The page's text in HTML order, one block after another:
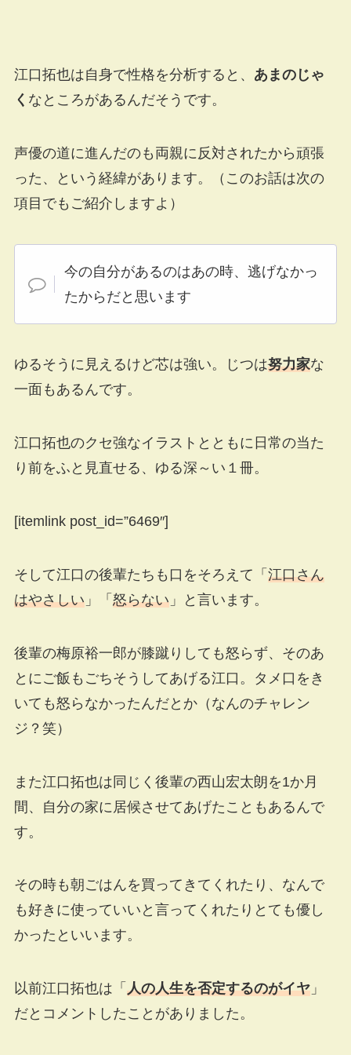
江口拓也は自身で性格を分析すると、 あまのじゃ
く なところがあるんだそうです。
声優の道に進んだのも両親に反対されたから頑張
った、という経緯があります。（このお話は次の
項目でもご紹介しますよ）
今の自分があるのはあの時、逃げなかっ
たからだと思います
ゆるそうに見えるけど芯は強い。じつは努力家な
一面もあるんです。
江口拓也のクセ強なイラストとともに日常の当た
り前をふと見直せる、ゆる深～い１冊。
[itemlink post_id=”6469″]
そして江口の後輩たちも口をそろえて「 江口さん
はやさしい」「 怒らない」と言います。
後輩の梅原裕一郎が膝蹴りしても怒らず、そのあ
とにご飯もごちそうしてあげる江口。タメ口をき
いても怒らなかったんだとか（なんのチャレン
ジ？笑）
また江口拓也は同じく後輩の西山宏太朗を1か月
間、自分の家に居候させてあげたこともあるんで
す。
その時も朝ごはんを買ってきてくれたり、なんで
も好きに使っていいと言ってくれたりとても優し
かったといいます。
以前江口拓也は「 人の人生を否定するのがイヤ」
だとコメントしたことがありました。